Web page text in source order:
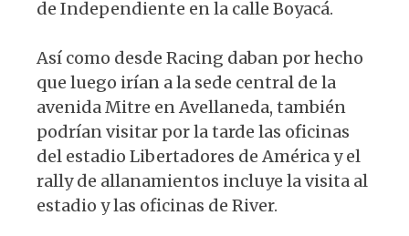
de Independiente en la calle Boyacá.
Así como desde Racing daban por hecho
que luego irían a la sede central de la
avenida Mitre en Avellaneda, también
podrían visitar por la tarde las oficinas
del estadio Libertadores de América y el
rally de allanamientos incluye la visita al
estadio y las oficinas de River.